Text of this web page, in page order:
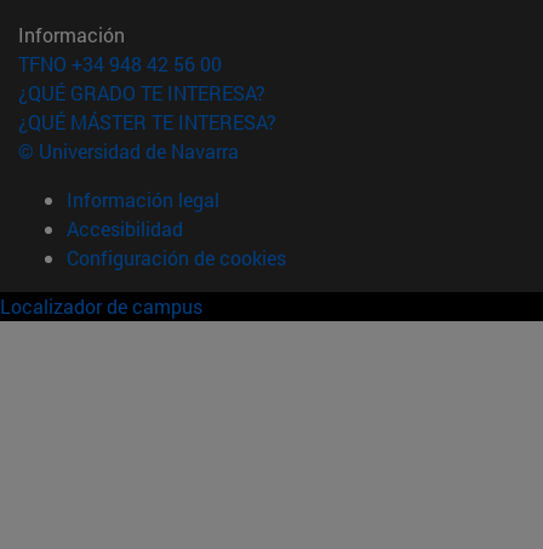
Información
TFNO +34 948 42 56 00
¿QUÉ GRADO TE INTERESA?
¿QUÉ MÁSTER TE INTERESA?
© Universidad de Navarra
Información legal
Accesibilidad
Configuración de cookies
Localizador de campus